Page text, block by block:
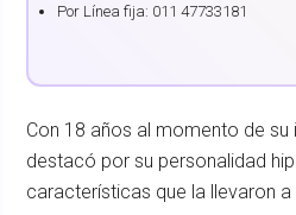
Por Línea fija: 011 47733181
Con 18 años al momento de su
destacó por su personalidad
características que la llevaron a